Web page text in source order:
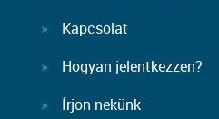
Kapcsolat
Hogyan jelentkezzen?
Írjon nekünk